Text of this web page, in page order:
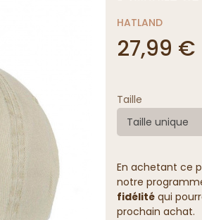
HATLAND
27,99 €
Taille
Taille unique
En achetant ce
notre
fidélitéqui
prochain achat.